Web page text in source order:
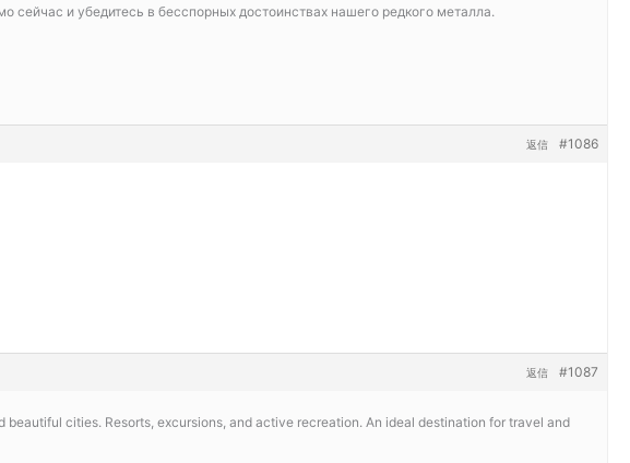
сейчас и убедитесь в бесспорных достоинствах нашего редкого металла.
#1086
返信
#1087
返信
cities. Resorts, excursions, and active recreation. An ideal destination for travel and